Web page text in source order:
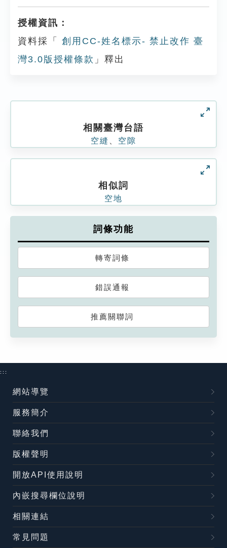
授權資訊：
資料採「
創用CC-姓名標示- 禁止改作 臺
灣3.0版授權條款 」釋出
相關臺灣台語
空縫 空隙
相似詞
空地
詞條功能
轉寄詞條
錯誤通報
推薦關聯詞
:::
網站導覽
服務簡介
聯絡我們
版權聲明
開放API使用說明
內嵌搜尋欄位說明
相關連結
常見問題